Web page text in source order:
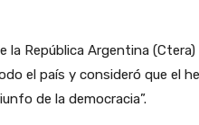
la República Argentina
el país y consideró que el
de la democracia”.